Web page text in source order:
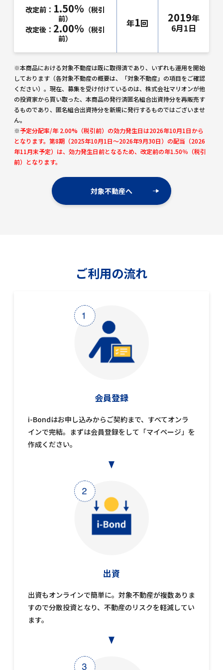
改定前： 1.50％ （税引
前）
改定後： 2.00％ （税引
前）
年1回 2019年
6月1日
※本商品における対象不動産は既に取得済であり、いずれも運用を開始
しております（各対象不動産の概要は、「対象不動産」の項目をご確認
ください）。現在、募集を受け付けているのは、株式会社マリオンが他
の投資家から買い取った、本商品の発行済匿名組合出資持分を再販売す
るものであり、匿名組合出資持分を新規に発行するものではございませ
ん。
※予定分配率/年 2.00%（税引前）の効力発生日は2026年10月1日から
となります。第8期（2025年10月1日～2026年9月30日）の配当（2026
年11月末予定）は、効力発生日前となるため、改定前の年1.50％（税引
前）となります。
対象不動産へ
ご利用の流れ
会員登録
i-Bondはお申し込みからご契約まで、すべてオンラ
インで完結。まずは会員登録をして「マイページ」を
作成ください。
出資
出資もオンラインで簡単に。対象不動産が複数ありま
すので分散投資となり、不動産のリスクを軽減してい
ます。